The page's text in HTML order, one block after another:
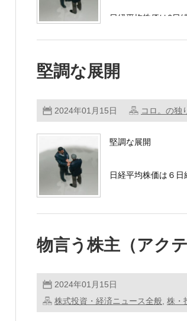
日経平均株価は6日続
…………
堅調な展開
2024年01月15日 コロ。の独
堅調な展開
日経平均株価は６日
物言う株主（アク
2024年01月15日
株式投資・経済ニュース全般 株・